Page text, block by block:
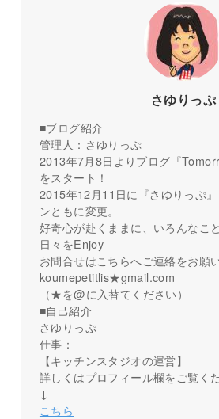
さゆりっぷ
■ブログ紹介
管理人：さゆりっぷ
2013年7月8日よりブログ『
をスタート！
2015年12月11日に『さゆりっぷ
ンともに変更。
好奇心が赴くままに、いろんなこ
日々をEnjoy
お問合せはこちらへご連絡をお願
koumepetitlis★gmail.com
（★を@に入替てください）
■自己紹介
さゆりっぷ
仕事：
【キッチンスタジオの運営】
詳しくはプロフィール欄をご覧くだ
↓
こちら